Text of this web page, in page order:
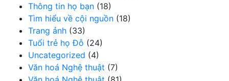
Thông tin họ bạn (18)
Tìm hiểu về cội nguồn (18)
Trang ảnh (33)
Tuổi trẻ họ Đỗ (24)
Uncategorized (4)
Văn hoá Nghệ thuật (7)